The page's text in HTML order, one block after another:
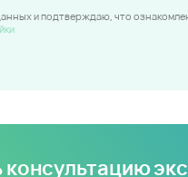
и подтверждаю, что
консультацию